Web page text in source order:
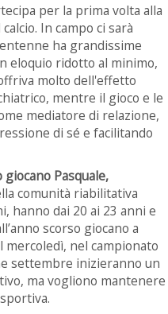
per la prima volta alla
In campo ci sarà
ha grandissime
eloquio ridotto al minimo,
molto dell'effetto
mentre il gioco e le
mediatore di relazione,
di sé e facilitando
Pasquale,
comunità riabilitativa
hanno dai 20 ai 23 anni e
scorso giocano a
mercoledì, nel campionato
settembre inizieranno un
ma vogliono mantenere